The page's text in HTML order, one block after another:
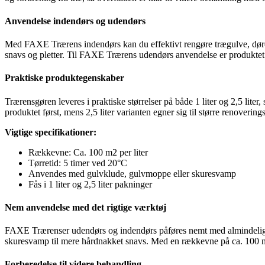
Anvendelse indendørs og udendørs
Med FAXE Trærens indendørs kan du effektivt rengøre trægulve,
snavs og pletter. Til FAXE Trærens udendørs anvendelse er
Praktiske produktegenskaber
Trærensgøren leveres i praktiske størrelser på både 1 liter og 2,5
produktet først, mens 2,5 liter varianten egner sig til større
Vigtige specifikationer:
Rækkevne: Ca. 100 m2 per liter
Tørretid: 5 timer ved 20°C
Anvendes med gulvklude, gulvmoppe eller skuresvamp
Fås i 1 liter og 2,5 liter pakninger
Nem anvendelse med det rigtige værktøj
FAXE Trærenser udendørs og indendørs påføres nemt med
skuresvamp til mere hårdnakket snavs. Med en rækkevne på ca.